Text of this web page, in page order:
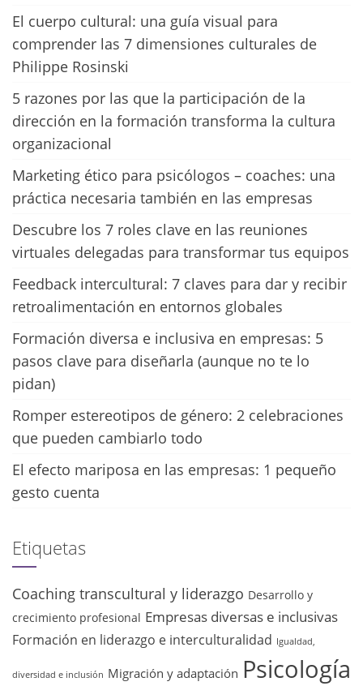
El cuerpo cultural: una guía visual para
comprender las 7 dimensiones culturales de
Philippe Rosinski
5 razones por las que la participación de la
dirección en la formación transforma la cultura
organizacional
Marketing ético para psicólogos – coaches: una
práctica necesaria también en las empresas
Descubre los 7 roles clave en las reuniones
virtuales delegadas para transformar tus equipos
Feedback intercultural: 7 claves para dar y recibir
retroalimentación en entornos globales
Formación diversa e inclusiva en empresas: 5
pasos clave para diseñarla (aunque no te lo
pidan)
Romper estereotipos de género: 2 celebraciones
que pueden cambiarlo todo
El efecto mariposa en las empresas: 1 pequeño
gesto cuenta
Etiquetas
Coaching transcultural y liderazgo Desarrollo y
crecimiento profesional Empresas diversas e inclusivas
Formación en liderazgo e interculturalidad Igualdad,
diversidad e inclusión Migración y adaptación Psicología